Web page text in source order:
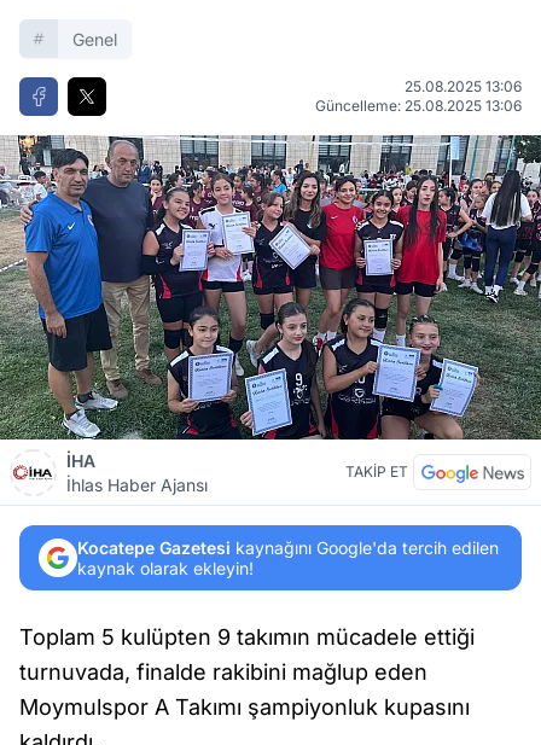
Genel
25.08.2025 13:06
Güncelleme: 25.08.2025 13:06
İHA
İhlas Haber Ajansı
TAKİP ET
Kocatepe Gazetesi kaynağını Google'da tercih edilen
kaynak olarak ekleyin!
Toplam 5 kulüpten 9 takımın mücadele ettiği
turnuvada, finalde rakibini mağlup eden
Moymulspor A Takımı şampiyonluk kupasını